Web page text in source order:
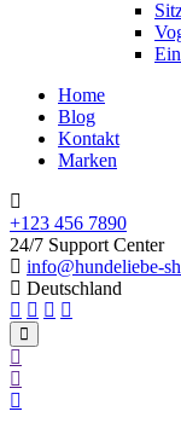
Home
Blog
Kontakt
Marken
+123 456 7890
24/7 Support Center
info@hundeliebe-
Deutschland